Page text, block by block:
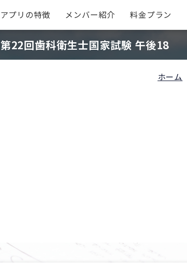
アプリの特徴 メンバー紹介 料金プラン
第22回歯科衛生士国家試験 午後18
ホーム